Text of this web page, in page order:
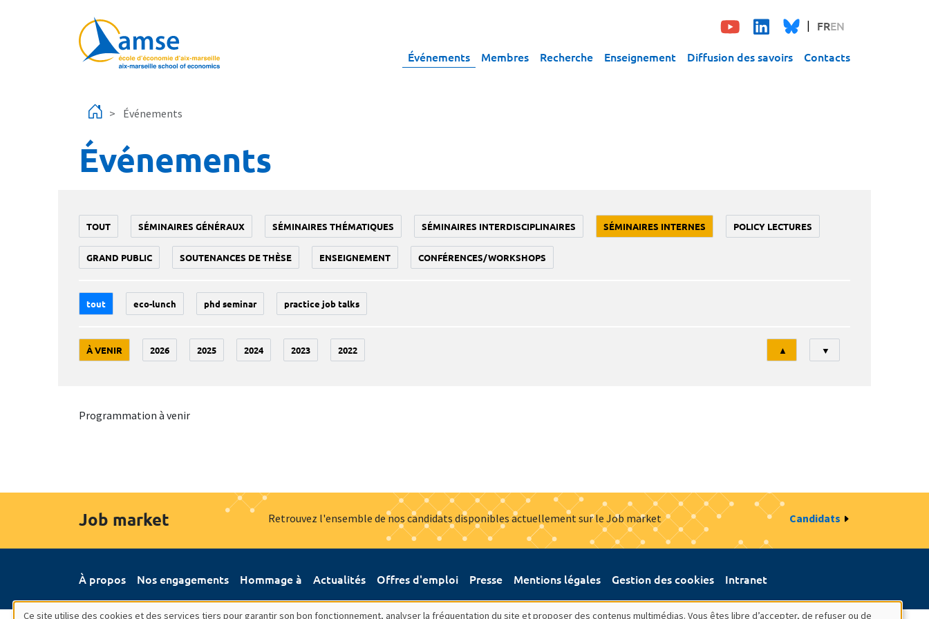
FREN
Événements Membres Recherche Enseignement Diffusion des savoirs Contacts
Événements
Événements
TOUT SÉMINAIRES GÉNÉRAUX SÉMINAIRES THÉMATIQUES SÉMINAIRES INTERDISCIPLINAIRES SÉMINAIRES INTERNES POLICY LECTURES
GRAND PUBLIC SOUTENANCES DE THÈSE ENSEIGNEMENT CONFÉRENCES/WORKSHOPS
tout eco-lunch phd seminar practice job talks
À VENIR 2026 2025 2024 2023 2022
Tri
▲ ▼
Programmation à venir
Job market Retrouvez l'ensemble de nos candidats disponibles actuellement sur le Job market Candidats
À propos Nos engagements Hommage à Actualités Offres d'emploi Presse Mentions légales Gestion des cookies Intranet
Ce site utilise des cookies et des services tiers pour garantir son bon fonctionnement, analyser la fréquentation du site et proposer des contenus multimédias. Vous êtes libre d’accepter, de refuser ou de